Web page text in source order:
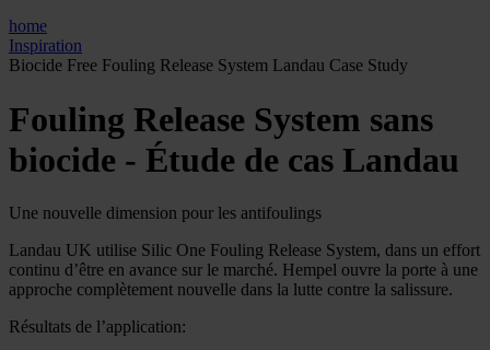
home
Inspiration
Biocide Free Fouling Release System Landau Case Study
Fouling Release System sans
biocide - Étude de cas Landau
Une nouvelle dimension pour les antifoulings
Landau UK utilise Silic One Fouling Release System, dans un effort
continu d’être en avance sur le marché. Hempel ouvre la porte à une
approche complètement nouvelle dans la lutte contre la salissure.
Résultats de l’application: